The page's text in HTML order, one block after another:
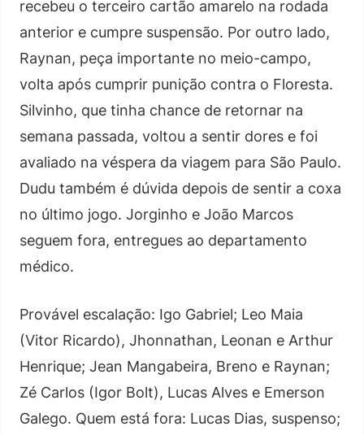
recebeu o terceiro cartão amarelo na rodada
anterior e cumpre suspensão. Por outro lado,
Raynan, peça importante no meio-campo,
volta após cumprir punição contra o Floresta.
Silvinho, que tinha chance de retornar na
semana passada, voltou a sentir dores e foi
avaliado na véspera da viagem para São Paulo.
Dudu também é dúvida depois de sentir a coxa
no último jogo. Jorginho e João Marcos
seguem fora, entregues ao departamento
médico.
Provável escalação: Igo Gabriel; Leo Maia
(Vitor Ricardo), Jhonnathan, Leonan e Arthur
Henrique; Jean Mangabeira, Breno e Raynan;
Zé Carlos (Igor Bolt), Lucas Alves e Emerson
Galego. Quem está fora: Lucas Dias, suspenso;